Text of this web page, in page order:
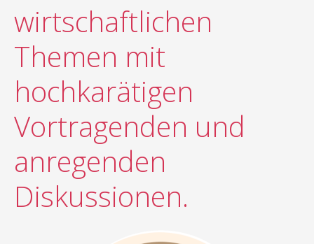
wirtschaftlichen
Themen mit
hochkarätigen
Vortragenden und
anregenden
Diskussionen.